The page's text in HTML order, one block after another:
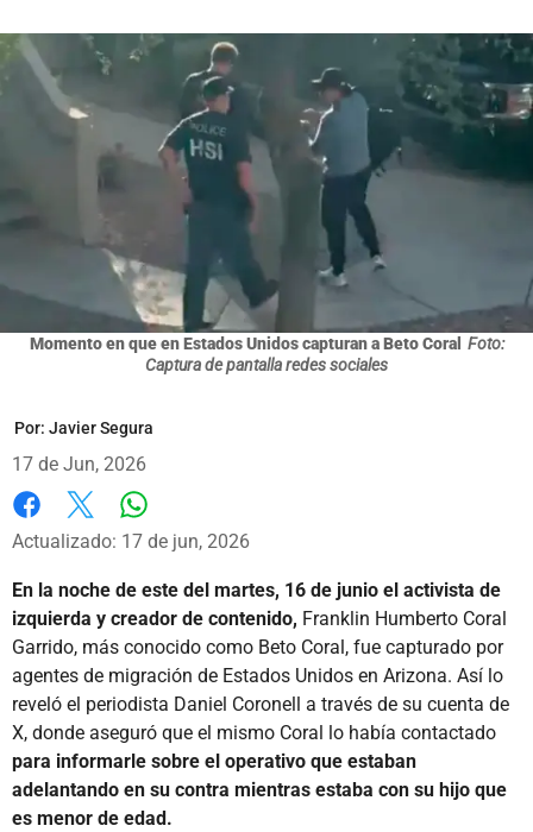
Momento en que en Estados Unidos capturan a Beto Coral Foto:
Captura de pantalla redes sociales
Por: Javier Segura
17 de Jun, 2026
Facebook
X
Actualizado: 17 de jun, 2026
En la noche de este del martes, 16 de junio el activista de
izquierda y creador de contenido, Franklin Humberto Coral
Garrido, más conocido como Beto Coral, fue capturado por
agentes de migración de Estados Unidos en Arizona. Así lo
reveló el periodista Daniel Coronell a través de su cuenta de
X, donde aseguró que el mismo Coral lo había contactado
para informarle sobre el operativo que estaban
adelantando en su contra mientras estaba con su hijo que
es menor de edad.